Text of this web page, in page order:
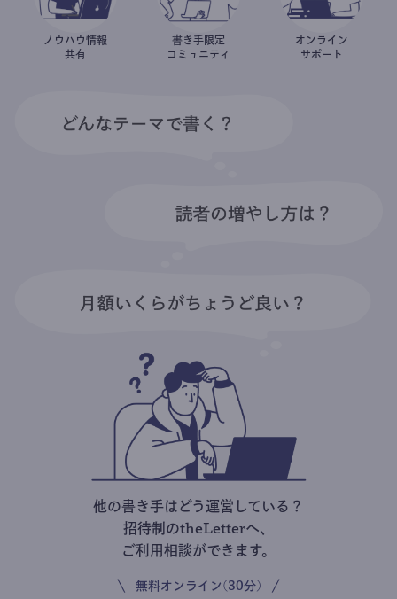
ノウハウ情報
共有
書き手限定
コミュニティ
オンライン
サポート
他の書き手はどう運営している？
招待制のtheLetterへ、
ご利用相談ができます。
無料オンライン(30分)